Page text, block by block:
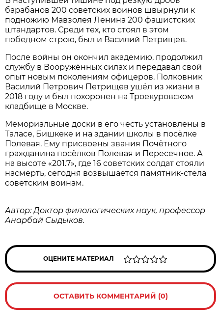
барабанов 200 советских воинов швырнули к
подножию Мавзолея Ленина 200 фашистских
штандартов. Среди тех, кто стоял в этом
победном строю, был и Василий Петрищев.
После войны он окончил академию, продолжил
службу в Вооружённых силах и передавал свой
опыт новым поколениям офицеров. Полковник
Василий Петрович Петрищев ушёл из жизни в
2018 году и был похоронен на Троекуровском
кладбище в Москве.
Мемориальные доски в его честь установлены в
Таласе, Бишкеке и на здании школы в посёлке
Полевая. Ему присвоены звания Почётного
гражданина посёлков Полевая и Пересечное. А
на высоте «201.7», где 16 советских солдат стояли
насмерть, сегодня возвышается памятник-стела
советским воинам.
Автор: Доктор филологических наук, профессор
Анарбай Сыдыков.
ОЦЕНИТЕ МАТЕРИАЛ
ОСТАВИТЬ КОММЕНТАРИЙ (0)